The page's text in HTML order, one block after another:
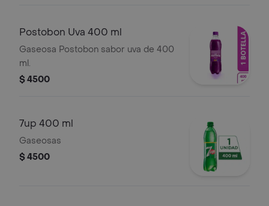
Postobon Uva 400 ml
Gaseosa Postobon sabor uva de 400
ml.
$ 4500
7up 400 ml
Gaseosas
$ 4500